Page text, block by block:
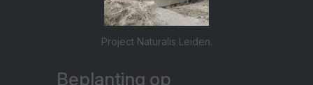
Project Naturalis Leiden.
Beplanting op